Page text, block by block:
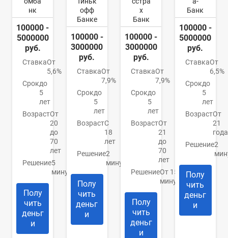
нк
100000 -
5000000
руб.
СтавкаОт
5,6%
Срокдо
5
лет
ВозрастОт
20
до
70
лет
Решение5
минут
Полу
чить
деньг
и
офф
Банке
100000 -
3000000
руб.
СтавкаОт
7,9%
Срокдо
5
лет
ВозрастС
18
лет
Решение2
минуты
Полу
чить
деньг
и
х
Банк
100000 -
3000000
руб.
СтавкаОт
7,9%
Срокдо
5
лет
ВозрастОт
21
до
70
лет
РешениеОт 15
минут
Полу
чить
деньг
и
Банк
100000 -
5000000
руб.
СтавкаОт
6,5%
Срокдо
5
лет
ВозрастОт
21
года
Решение2
Полу
чить
деньг
и